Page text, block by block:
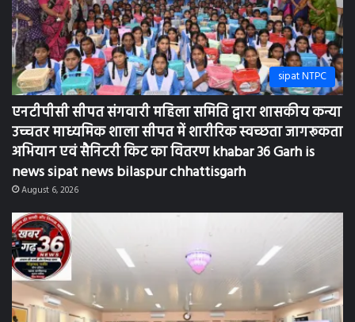
sipat NTPC
एनटीपीसी सीपत संगवारी महिला समिति द्वारा शासकीय कन्या
उच्चतर माध्यमिक शाला सीपत में शारीरिक स्वच्छता जागरूकता
अभियान एवं सैनिटरी किट का वितरण khabar 36 Garh is
news sipat news bilaspur chhattisgarh
August 6, 2026